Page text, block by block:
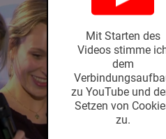
Mit Starten des
Videos stimme
dem
zu YouTube und
Setzen von Cookies
zu.